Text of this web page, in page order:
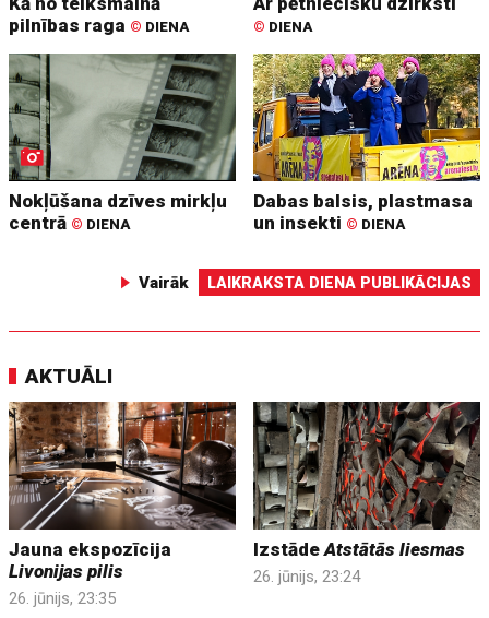
pilnības raga © DIENA © DIENA
Nokļūšana dzīves mirkļu
centrā © DIENA
Dabas balsis, plastmasa
un insekti © DIENA
Vairāk LAIKRAKSTA DIENA PUBLIKĀCIJAS
AKTUĀLI
Jauna ekspozīcija
Livonijas pilis
26. jūnijs, 23:35
IzstādeAtstātās liesmas
26. jūnijs, 23:24